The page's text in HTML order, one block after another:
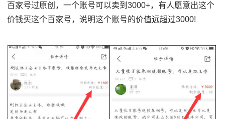
百家号过原创，一个账号可以卖到3000+，有人愿意出这个
价钱买这个百家号，说明这个账号的价值远超过3000!